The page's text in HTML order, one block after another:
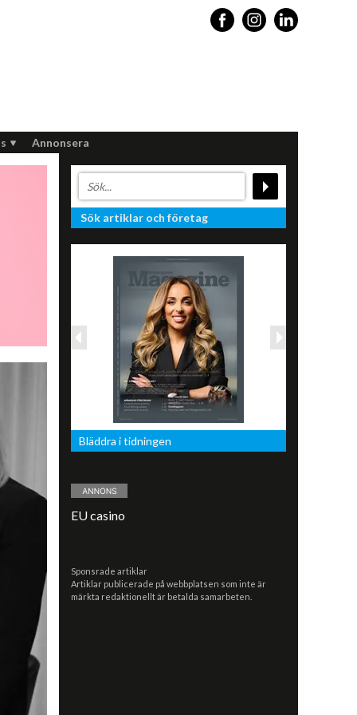
Annonsera
Sök artiklar och företag
Bläddra i tidningen
EU casino
Sponsrade artiklar
Artiklar publicerade på webbplatsen som inte är
märkta redaktionellt är betalda samarbeten.